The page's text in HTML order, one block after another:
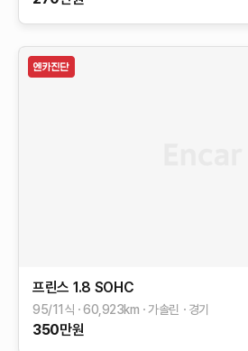
프린스 1.8 SOHC
95/11식 60,923km 가솔린 경기
350만원